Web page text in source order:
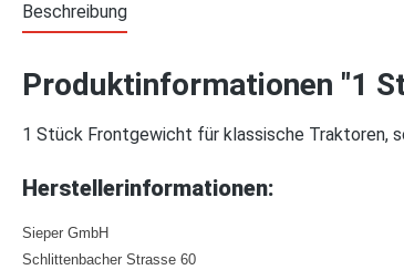
Beschreibung
Produktinformationen "1
1 Stück Frontgewicht für klassische Traktoren,
Herstellerinformationen:
Sieper GmbH
Schlittenbacher Strasse 60